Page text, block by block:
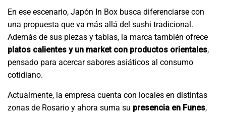
En ese escenario, Japón In Box busca diferenciarse con
una propuesta que va más allá del sushi tradicional.
Además de sus piezas y tablas, la marca también ofrece
platos calientes y un market con productos orientales,
pensado para acercar sabores asiáticos al consumo
cotidiano.
Actualmente, la empresa cuenta con locales en distintas
zonas de Rosario y ahora suma su presencia en Funes,